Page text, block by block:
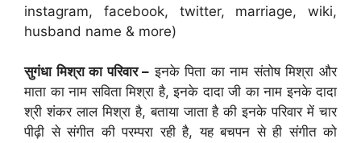
instagram, facebook, twitter, marriage, wiki,
husband name & more)
सुगंधा मिश्रा का परिवार – इनके पिता का नाम संतोष मिश्रा और
माता का नाम सविता मिश्रा है, इनके दादा जी का नाम इनके दादा
श्री शंकर लाल मिश्रा है, बताया जाता है की इनके परिवार में चार
पीढ़ी से संगीत की परम्परा रही है, यह बचपन से ही संगीत को